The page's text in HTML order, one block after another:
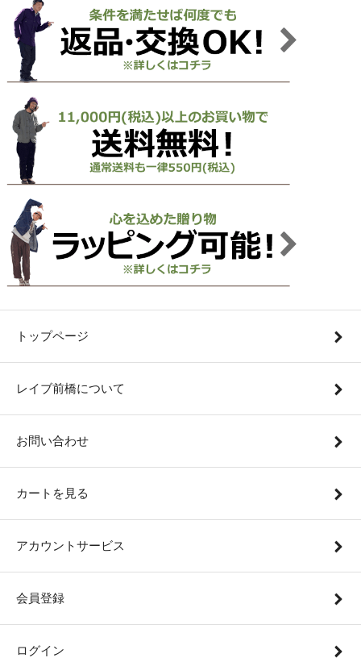
トップページ
レイブ前橋について
お問い合わせ
カートを見る
アカウントサービス
会員登録
ログイン